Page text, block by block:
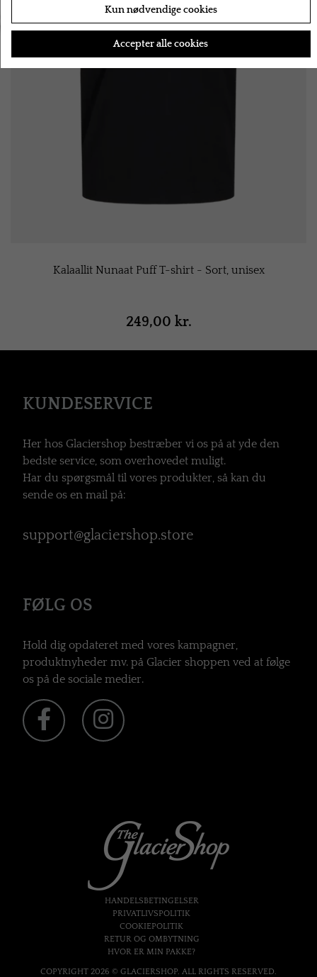
Kalaallit Nunaat Puff T-shirt - Sort, unisex
249,00 kr.
‹ ›
KUNDESERVICE
Her hos Glaciershop bestræber vi os på at yde den
bedste service, som overhovedet muligt.
Har du spørgsmål til vores produkter, så kan du
sende os en mail på:
support@glaciershop.store
FØLG OS
Hold dig opdateret med vores kampagner,
produktnyheder mv. på Glacier shoppen ved at følge
os på de sociale medier.
HANDELSBETINGELSER
PRIVATLIVSPOLITIK
COOKIEPOLITIK
RETUR OG OMBYTNING
HVOR ER MIN PAKKE?
COPYRIGHT 2026 © GLACIERSHOP. ALL RIGHTS RESERVED.
Kun nødvendige cookies
Accepter alle cookies